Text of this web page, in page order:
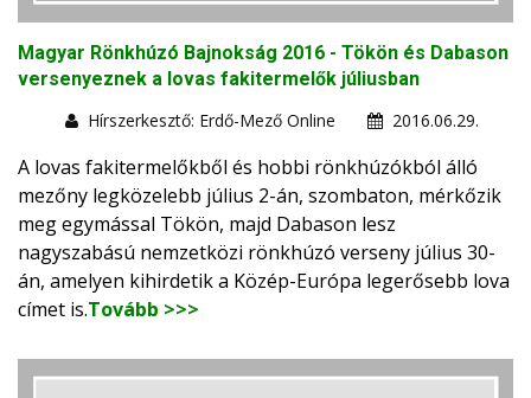
Magyar Rönkhúzó Bajnokság 2016 - Tökön és Dabason
versenyeznek a lovas fakitermelők júliusban
Hírszerkesztő: Erdő-Mező Online
2016.06.29.
A lovas fakitermelőkből és hobbi rönkhúzókból álló
mezőny legközelebb július 2-án, szombaton, mérkőzik
meg egymással Tökön, majd Dabason lesz
nagyszabású nemzetközi rönkhúzó verseny július 30-
án, amelyen kihirdetik a Közép-Európa legerősebb lova
címet is.Tovább >>>